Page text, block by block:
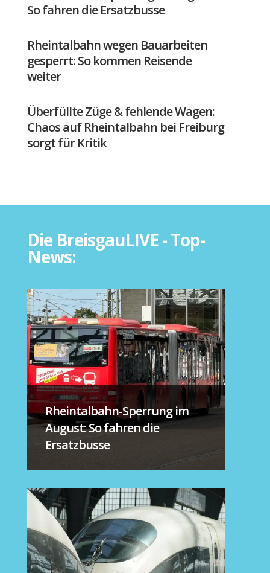
So fahren die Ersatzbusse
Rheintalbahn wegen Bauarbeiten
gesperrt: So kommen Reisende
weiter
Überfüllte Züge & fehlende Wagen:
Chaos auf Rheintalbahn bei Freiburg
sorgt für Kritik
Die BreisgauLIVE - Top-
News:
Rheintalbahn-Sperrung im
August: So fahren die
Ersatzbusse